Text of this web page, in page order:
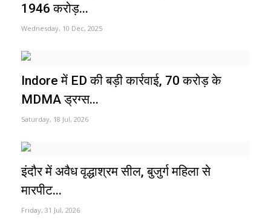
1946 करोड़...
Wednesday, 10 Dec, 2025
Indore में ED की बड़ी कार्रवाई, 70 करोड़ के
MDMA ड्रग्स...
Saturday, 18 Jul, 2026
इंदौर में अवैध वृद्धाश्रम सील, बुजुर्ग महिला से
मारपीट...
Friday, 31 Jul, 2026